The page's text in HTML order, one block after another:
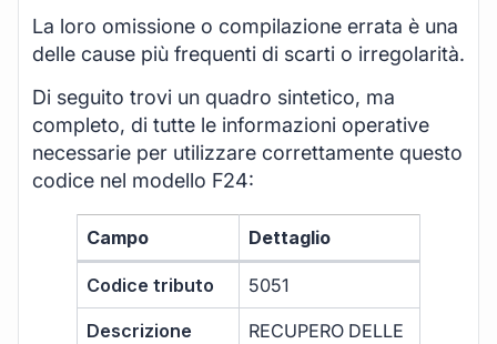
La loro omissione o compilazione errata è una
delle cause più frequenti di scarti o irregolarità.
Di seguito trovi un quadro sintetico, ma
completo, di tutte le informazioni operative
necessarie per utilizzare correttamente questo
codice nel modello F24:
Campo Dettaglio
Codice tributo 5051
Descrizione
RECUPERO DELLE